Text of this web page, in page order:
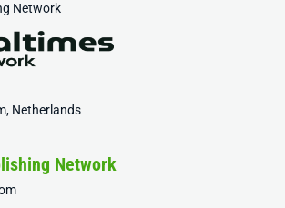
Network
Netherlands
Network